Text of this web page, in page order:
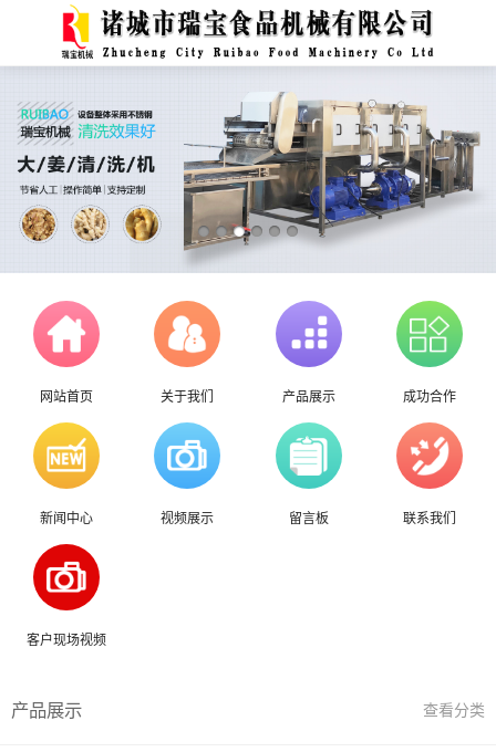
网站首页 关于我们 产品展示 成功合作
新闻中心 视频展示 留言板 联系我们
客户现场视频
产品展示 查看分类